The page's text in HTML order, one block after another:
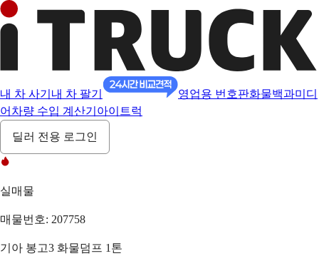
내 차 사기 내 차 팔기 영업용 번호판화물백과미디
어 차량 수입 계산기 아이트럭
딜러 전용 로그인
실매물
매물번호: 207758
기아 봉고3 화물덤프 1톤